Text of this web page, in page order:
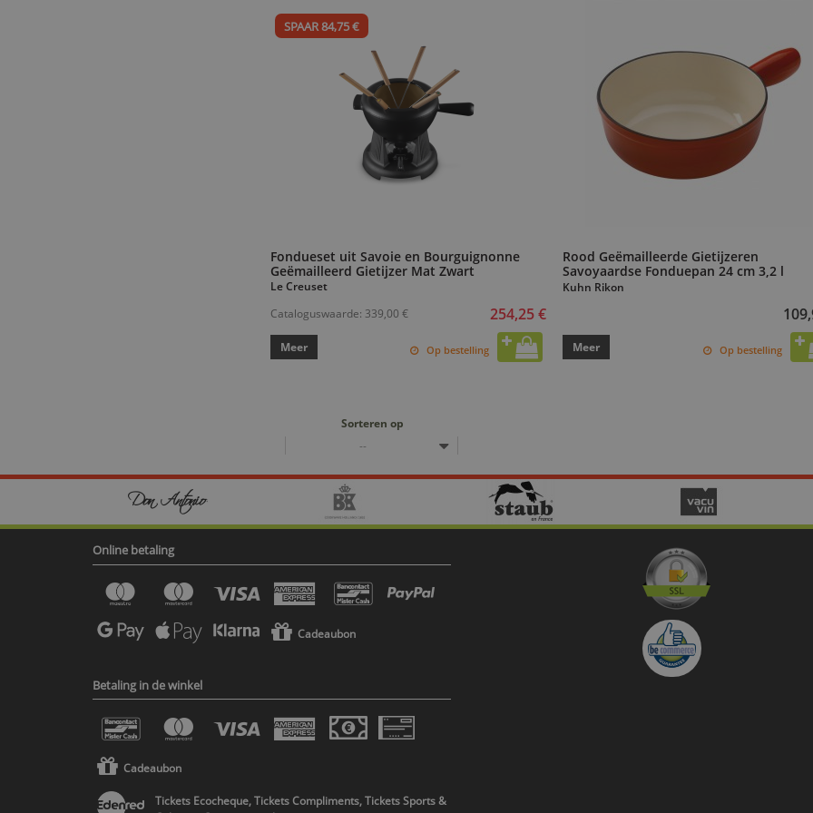
SPAAR 84,75 €
Fondueset uit Savoie en Bourguignonne
Geëmailleerd Gietijzer Mat Zwart
Le Creuset
Cataloguswaarde: 339,00 € 254,25 €
Meer Op bestelling
Rood Geëmailleerde Gietijzeren
Savoyaardse Fonduepan 24 cm 3,2 l
Kuhn Rikon
Meer Op bestelling
Sorteren op
--
Online betaling
Cadeaubon
Betaling in de winkel
Cadeaubon
Tickets Ecocheque, Tickets Compliments, Tickets Sports &